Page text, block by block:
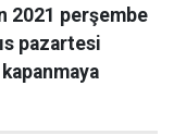
2021 perşembe
pazartesi